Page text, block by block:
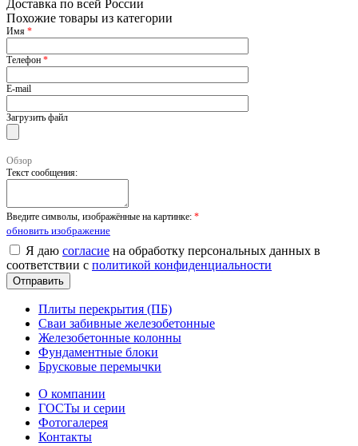
Доставка по всей России
Похожие товары из категории
Имя *
Телефон *
E-mail
Загрузить файл
Обзор
Текст сообщения:
Введите символы, изображённые на картинке: *
обновить изображение
Я даю согласие на обработку персональных данных в
соответствии с политикой конфиденциальности
Плиты перекрытия (ПБ)
Сваи забивные железобетонные
Железобетонные колонны
Фундаментные блоки
Брусковые перемычки
О компании
ГОСТы и серии
Фотогалерея
Контакты